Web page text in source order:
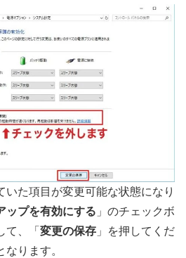
いた項目が変更可能な状態になり
ップを有効にする 」のチェックボ
て、「 変更の保存 」を押してくだ
ります。